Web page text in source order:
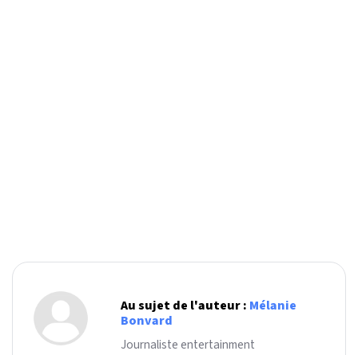
Au sujet de l'auteur : Mélanie
Bonvard
Journaliste entertainment